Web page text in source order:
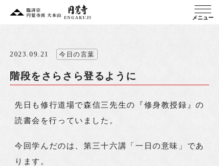
メニュー
2023.09.21 今日の言葉
階段をさらさら登るように
先日も修行道場で森信三先生の『修身教授録』の
読書会を行っていました。
今回学んだのは、第三十六講「一日の意味」であ
ります。